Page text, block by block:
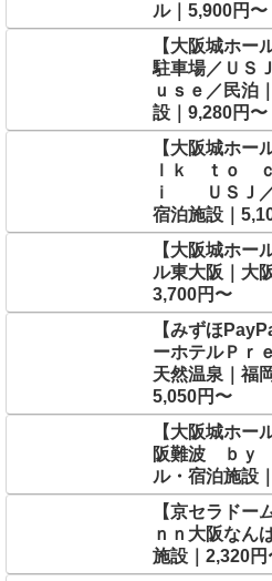
ル｜5,900円〜
【大阪城ホー
駐車場／Ｕ
ｕｓｅ／民泊
設｜9,280円〜
【大阪城ホ
ｌｋ ｔｏ ｃ
ｉ ＵＳＪ／
宿泊施設｜
【大阪城ホー
ル東大阪｜大
3,700円〜
【みずほ
ーホテルＰｒ
天然温泉｜福
5,050円〜
【大阪城ホー
阪難波 ｂｙ
ル・宿泊施設
【京セラドー
ｎｎ大阪なん
施設｜2,320円